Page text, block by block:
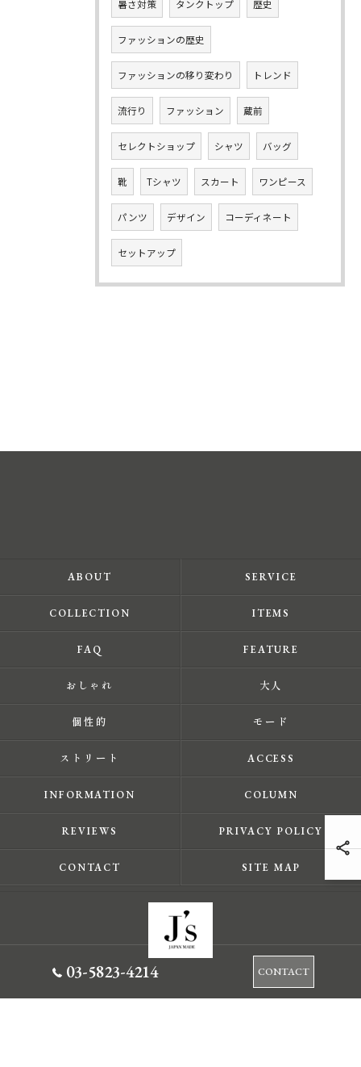
暑さ対策 タンクトップ 歴史
ファッションの歴史
ファッションの移り変わり トレンド
流行り ファッション 蔵前
セレクトショップ シャツ バッグ
靴 Tシャツ スカート ワンピース
パンツ デザイン コーディネート
セットアップ
03-5823-4214 CONTACT
ABOUT SERVICE
COLLECTION ITEMS
FAQ FEATURE
おしゃれ 大人
個性的 モード
ストリート ACCESS
INFORMATION COLUMN
REVIEWS PRIVACY POLICY
CONTACT SITE MAP
© 2026 東京都蔵前のセレクトショップならJ's ALL RIGHTS RESERVED.